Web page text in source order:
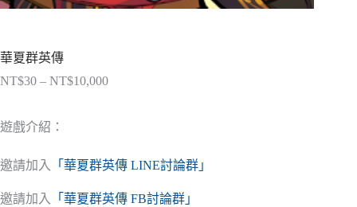
華夏群英傳
NT$30 – NT$10,000價
NT$30
到
NT$10,000
遊戲介紹：
邀請加入 「華夏群英傳 LINE討論群」
邀請加入 「華夏群英傳 FB討論群」